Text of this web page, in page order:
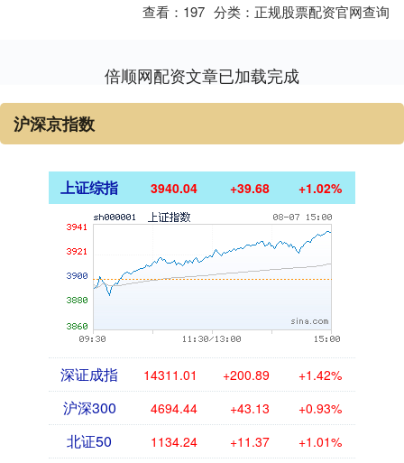
查看： 197 分类： 正规股票配资官网查询
倍顺网配资文章已加载完成
沪深京指数
上证综指 3940.04 +39.68 +1.02%
深证成指 14311.01 +200.89 +1.42%
沪深300 4694.44 +43.13 +0.93%
北证50 1134.24 +11.37 +1.01%